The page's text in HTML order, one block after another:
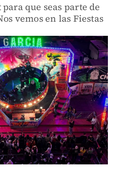
que seas parte de
vemos en las Fiestas